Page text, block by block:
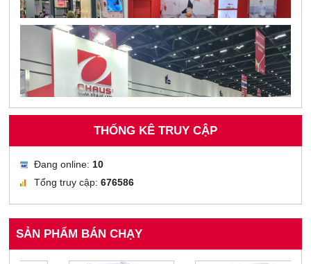
THỐNG KÊ TRUY CẬP
Đang online:10
Tổng truy cập:676586
SẢN PHẨM BÁN CHẠY